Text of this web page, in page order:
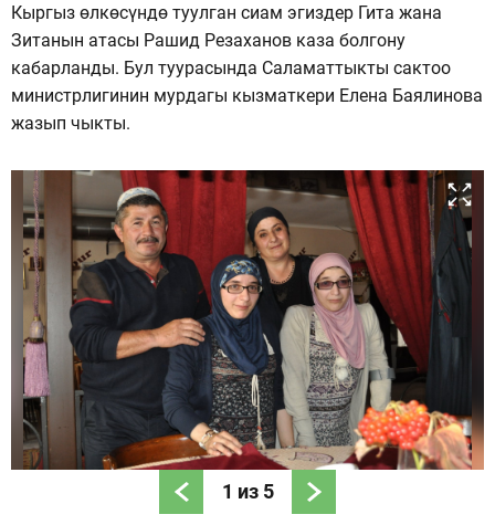
Кыргыз өлкөсүндө туулган сиам эгиздер Гита жана
Зитанын атасы Рашид Резаханов каза болгону
кабарланды. Бул туурасында Саламаттыкты сактоо
министрлигинин мурдагы кызматкери Елена Баялинова
жазып чыкты.
1 из 5